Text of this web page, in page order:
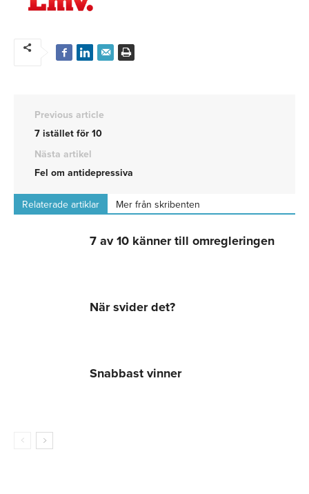
Previous article
7 istället för 10
Nästa artikel
Fel om antidepressiva
Relaterade artiklar Mer från skribenten
7 av 10 känner till omregleringen
När svider det?
Snabbast vinner